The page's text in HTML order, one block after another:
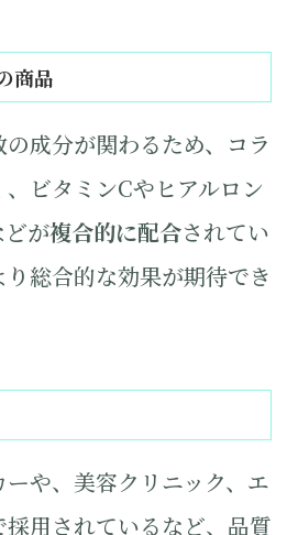
商品
成分が関わるため、コラ
ビタミンCやヒアルロン
が複合的に配合されてい
総合的な効果が期待でき
や、美容クリニック、エ
用されているなど、品質